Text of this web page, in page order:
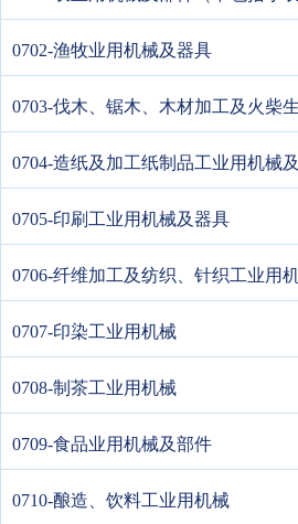
0702-渔牧业用机械及器具
0703-伐木、锯木、木材加工及火柴
0704-造纸及加工纸制品工业用机械
0705-印刷工业用机械及器具
0706-纤维加工及纺织、针织工业用
0707-印染工业用机械
0708-制茶工业用机械
0709-食品业用机械及部件
0710-酿造、饮料工业用机械